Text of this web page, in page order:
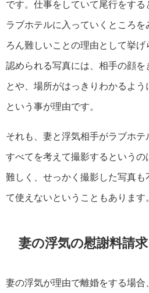
です。仕事をしていて尾行をす
ラブホテルに入っていくところ
ろん難しいことの理由として挙
認められる写真には、相手の顔を
とや、場所がはっきりわかるよ
という事が理由です。
それも、妻と浮気相手がラブホテ
すべてを考えて撮影するという
難しく、せっかく撮影した写真も
て使えないということもあります
妻の浮気の慰謝料請求
妻の浮気が理由で離婚をする場合